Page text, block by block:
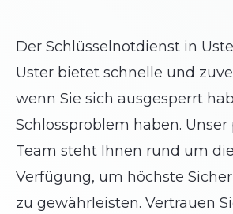
Der Schlüsselnotdienst in
Uster bietet schnelle und
wenn Sie sich ausgesperrt
Schlossproblem haben. Unser
Team steht Ihnen rund um
Verfügung, um höchste
zu gewährleisten. Vertrauen